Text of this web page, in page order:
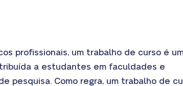
profissionais, um trabalho de curso é
a estudantes em faculdades e
pesquisa. Como regra, um trabalho de